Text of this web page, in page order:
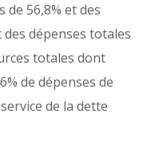
de 56,8% et des
dépenses totales
totales dont
de dépenses de
de la dette